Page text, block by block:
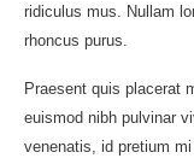
ridiculus mus. Nullam
rhoncus purus.
Praesent quis placerat
euismod nibh pulvinar
venenatis, id pretium